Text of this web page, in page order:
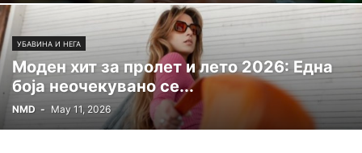
УБАВИНА И НЕГА
Моден хит за пролет и лето 2026: Една
боја неочекувано се...
NMD - May 11, 2026